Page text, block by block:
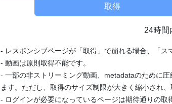
24時間
- レスポンシブページが「取得」で崩れる場合、「ス
- 動画は原則取得不能です。
- 一部の非ストリーミング動画、metadataのために
ます。ただし、取得のサイズ制限が大きく縮小され
- ログインが必要になっているページは期待通りの